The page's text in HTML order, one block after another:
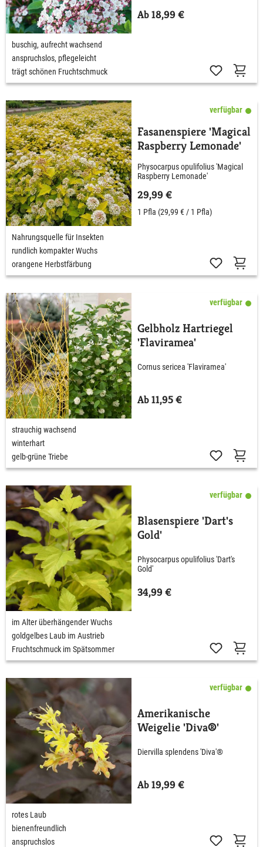
Ab 18,99 €
buschig, aufrecht wachsend
anspruchslos, pflegeleicht
trägt schönen Fruchtschmuck
verfügbar
Fasanenspiere 'Magical
Raspberry Lemonade'
Physocarpus opulifolius 'Magical
Raspberry Lemonade'
29,99 €
1 Pfla (29,99 € / 1 Pfla)
Nahrungsquelle für Insekten
rundlich kompakter Wuchs
orangene Herbstfärbung
verfügbar
Gelbholz Hartriegel
'Flaviramea'
Cornus sericea 'Flaviramea'
Ab 11,95 €
strauchig wachsend
winterhart
gelb-grüne Triebe
verfügbar
Blasenspiere 'Dart's
Gold'
Physocarpus opulifolius 'Dart's
Gold'
34,99 €
im Alter überhängender Wuchs
goldgelbes Laub im Austrieb
Fruchtschmuck im Spätsommer
verfügbar
Amerikanische
Weigelie 'Diva®'
Diervilla splendens 'Diva'®
Ab 19,99 €
rotes Laub
bienenfreundlich
anspruchslos